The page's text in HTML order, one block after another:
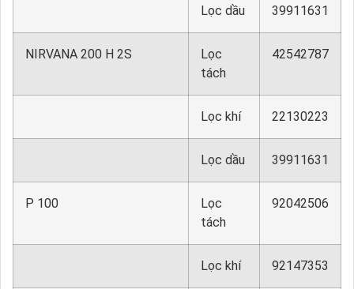
Lọc dầu 39911631
NIRVANA 200 H 2S
Lọc
tách
42542787
Lọc khí 22130223
Lọc dầu 39911631
P 100
Lọc
tách
92042506
Lọc khí 92147353